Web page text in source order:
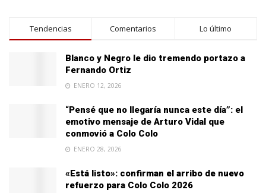
Tendencias Comentarios Lo último
Blanco y Negro le dio tremendo portazo a
Fernando Ortiz
ENERO 12, 2026
“Pensé que no llegaría nunca este día”: el
emotivo mensaje de Arturo Vidal que
conmovió a Colo Colo
ENERO 28, 2026
«Está listo»: confirman el arribo de nuevo
refuerzo para Colo Colo 2026